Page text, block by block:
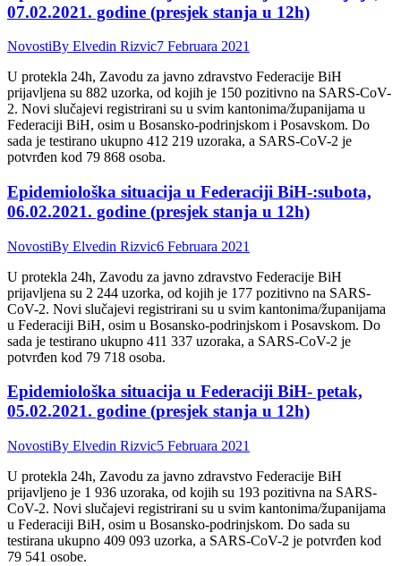
07.02.2021. godine (presjek stanja u 12h)
NovostiBy Elvedin Rizvic7 Februara 2021
U protekla 24h, Zavodu za javno zdravstvo Federacije BiH
prijavljena su 882 uzorka, od kojih je 150 pozitivno na SARS-CoV-
2. Novi slučajevi registrirani su u svim kantonima/županijama u
Federaciji BiH, osim u Bosansko-podrinjskom i Posavskom. Do
sada je testirano ukupno 412 219 uzoraka, a SARS-CoV-2 je
potvrđen kod 79 868 osoba.
Epidemiološka situacija u Federaciji BiH-:subota,
06.02.2021. godine (presjek stanja u 12h)
NovostiBy Elvedin Rizvic6 Februara 2021
U protekla 24h, Zavodu za javno zdravstvo Federacije BiH
prijavljena su 2 244 uzorka, od kojih je 177 pozitivno na SARS-
CoV-2. Novi slučajevi registrirani su u svim kantonima/županijama
u Federaciji BiH, osim u Bosansko-podrinjskom i Posavskom. Do
sada je testirano ukupno 411 337 uzoraka, a SARS-CoV-2 je
potvrđen kod 79 718 osoba.
Epidemiološka situacija u Federaciji BiH- petak,
05.02.2021. godine (presjek stanja u 12h)
NovostiBy Elvedin Rizvic5 Februara 2021
U protekla 24h, Zavodu za javno zdravstvo Federacije BiH
prijavljeno je 1 936 uzoraka, od kojih su 193 pozitivna na SARS-
CoV-2. Novi slučajevi registrirani su u svim kantonima/županijama
u Federaciji BiH, osim u Bosansko-podrinjskom. Do sada su
testirana ukupno 409 093 uzorka, a SARS-CoV-2 je potvrđen kod
79 541 osobe.